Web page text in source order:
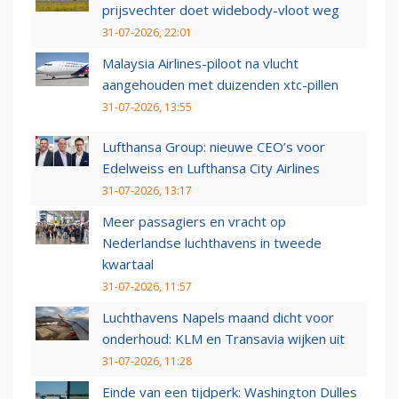
prijsvechter doet widebody-vloot weg
31-07-2026, 22:01
Malaysia Airlines-piloot na vlucht
aangehouden met duizenden xtc-pillen
31-07-2026, 13:55
Lufthansa Group: nieuwe CEO’s voor
Edelweiss en Lufthansa City Airlines
31-07-2026, 13:17
Meer passagiers en vracht op
Nederlandse luchthavens in tweede
kwartaal
31-07-2026, 11:57
Luchthavens Napels maand dicht voor
onderhoud: KLM en Transavia wijken uit
31-07-2026, 11:28
Einde van een tijdperk: Washington Dulles